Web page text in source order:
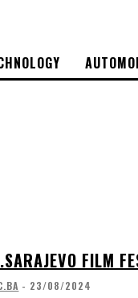
FILM
- 23/08/2024